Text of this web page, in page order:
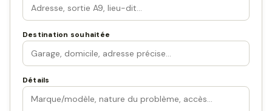
Destination souhaitée
Détails